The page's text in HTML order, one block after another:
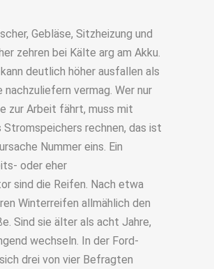
Gebläse, Sitzheizung und
zehren bei Kälte arg am Akku.
deutlich höher ausfallen als
vermag. Wer nur
zur Arbeit fährt, muss mit
rechnen, das ist
Nummer eins. Ein
oder eher
sind die Reifen. Nach etwa
Winterreifen allmählich den
Sind sie älter als acht Jahre,
wechseln. In der Ford-
drei von vier Befragten